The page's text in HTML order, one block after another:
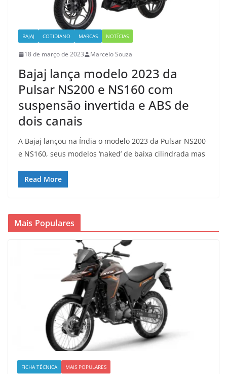
BAJAJ COTIDIANO MARCAS NOTÍCIAS
18 de março de 2023 Marcelo Souza
Bajaj lança modelo 2023 da
Pulsar NS200 e NS160 com
suspensão invertida e ABS de
dois canais
A Bajaj lançou na Índia o modelo 2023 da Pulsar NS200
e NS160, seus modelos ‘naked’ de baixa cilindrada mas
Read More
Mais Populares
FICHA TÉCNICA MAIS POPULARES